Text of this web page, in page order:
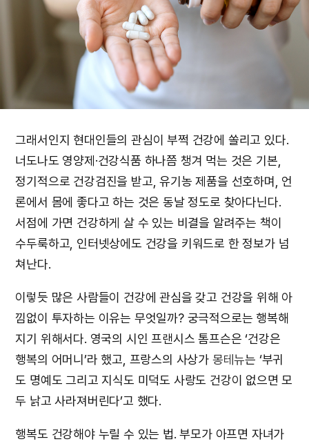
그래서인지 현대인들의 관심이 부쩍 건강에 쏠리고 있다.
너도나도 영양제·건강식품 하나쯤 챙겨 먹는 것은 기본,
정기적으로 건강검진을 받고, 유기농 제품을 선호하며, 언
론에서 몸에 좋다고 하는 것은 동날 정도로 찾아다닌다.
서점에 가면 건강하게 살 수 있는 비결을 알려주는 책이
수두룩하고, 인터넷상에도 건강을 키워드로 한 정보가 넘
쳐난다.
이렇듯 많은 사람들이 건강에 관심을 갖고 건강을 위해 아
낌없이 투자하는 이유는 무엇일까? 궁극적으로는 행복해
지기 위해서다. 영국의 시인 프랜시스 톰프슨은 ‘건강은
행복의 어머니’라 했고, 프랑스의 사상가 몽테뉴는 ‘부귀
도 명예도 그리고 지식도 미덕도 사랑도 건강이 없으면 모
두 낡고 사라져버린다’고 했다.
행복도 건강해야 누릴 수 있는 법. 부모가 아프면 자녀가